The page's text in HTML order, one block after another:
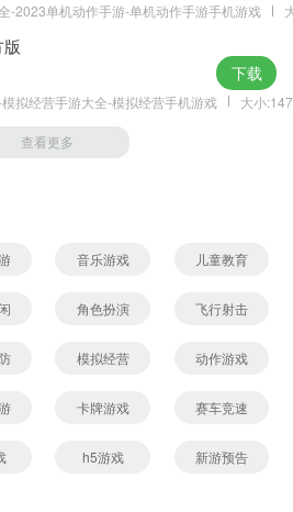
奖励，这样对宠物的强化就可以非常快
集哦~在迷失之塔都可以收集到一些技
荡，对材料进行补充顺便也可以升级，
推荐去十连抽，不过闲着的话也可以，
都有一定的好处。
-2023单机动作手游-单机动作手游手机游戏
拟经营手游大全-模拟经营手机游戏 大小
下载
查看更多
音乐游戏 儿童教育
角色扮演 飞行射击
模拟经营 动作游戏
卡牌游戏 赛车竞速
h5游戏 新游预告